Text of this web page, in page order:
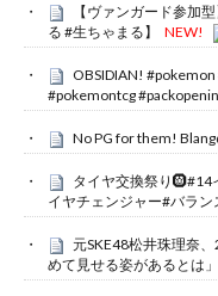
【ヴァンガード参加
る #生ちゃまる】
NEW!
OBSIDIAN!
#pokemontcg
No PG for them!
タイヤ交換祭り🛞#14
イヤチェンジャー#バラン
元SKE48松井珠理奈
めて見せる姿があるとは